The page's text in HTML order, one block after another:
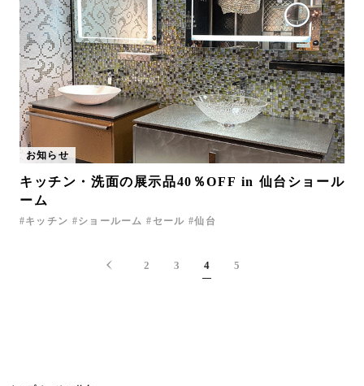
お知らせ
キッチン・洗面の展示品40％OFF in 仙台ショール
ーム
キッチン ショールーム セール 仙台
2 3 4 5